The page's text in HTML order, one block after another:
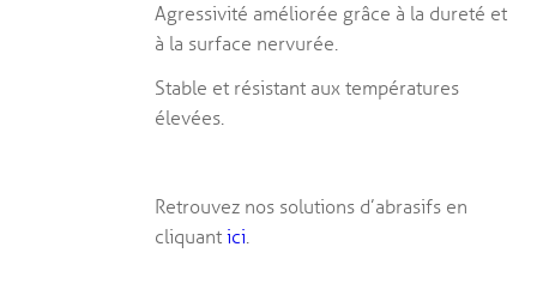
Agressivité améliorée grâce à la dureté et
à la surface nervurée.
Stable et résistant aux températures
élevées.
Retrouvez nos solutions d’abrasifs en
cliquantici.